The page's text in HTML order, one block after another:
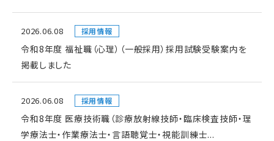
2026.06.08 採用情報
令和8年度 福祉職（心理）（一般採用）採用試験受験案内を
掲載しました
2026.06.08 採用情報
令和8年度 医療技術職（診療放射線技師・臨床検査技師・理
学療法士・作業療法士・言語聴覚士・視能訓練士...